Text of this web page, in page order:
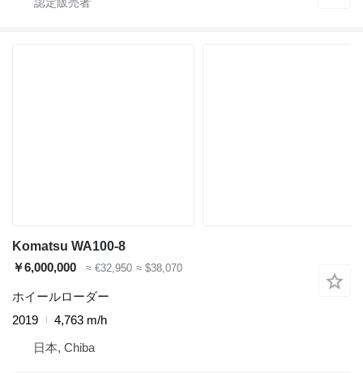
Komatsu WA100-8
￥6,000,000
≈ €32,950 ≈ $38,070
ホイールローダー
2019
4,763 m/h
日本, Chiba